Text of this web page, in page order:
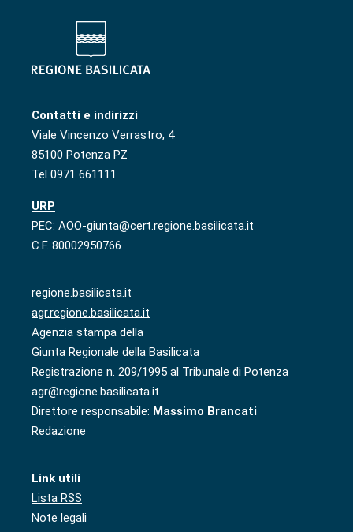
Contatti e indirizzi
Viale Vincenzo Verrastro, 4
85100 Potenza PZ
Tel 0971 661111
URP
PEC: AOO-giunta@cert.regione.basilicata.it
C.F. 80002950766
regione.basilicata.it
agr.regione.basilicata.it
Agenzia stampa della
Giunta Regionale della Basilicata
Registrazione n. 209/1995 al Tribunale di Potenza
agr@regione.basilicata.it
Direttore responsabile: Massimo Brancati
Redazione
Link utili
Lista RSS
Note legali